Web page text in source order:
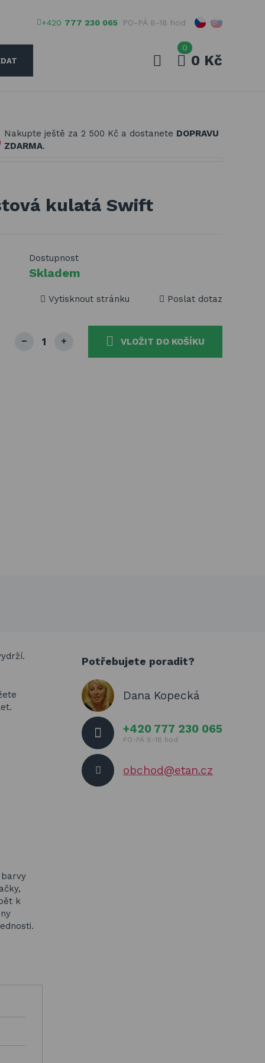
+420 777 230 065 PO-PÁ 8-18 hod
heslo
PŘIHLÁSIT
0
0 Kč
Nakupte ještě za 2 500 Kč a dostanete DOPRAVU
ZDARMA.
kulatá Swift
Dostupnost
Skladem
Vytisknout stránku Poslat dotaz
VLOŽIT DO KOŠÍKU
k
Potřebujete poradit?
Dana Kopecká
+420 777 230 065
PO-PÁ 8-18 hod
obchod@etan.cz